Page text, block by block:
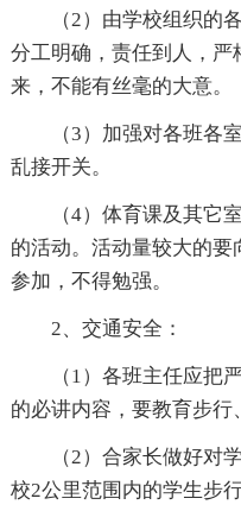
（2）由学校组织的
分工明确，责任到人，
来，不能有丝毫的大意。
（3）加强对各班各
乱接开关。
（4）体育课及其它
的活动。活动量较大的
参加，不得勉强。
2、交通安全：
（1）各班主任应把
的必讲内容，要教育步行
（2）合家长做好对
校2公里范围内的学生步